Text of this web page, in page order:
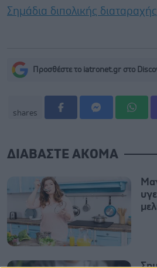
Σημάδια διπολικής διαταραχής
Προσθέστε το iatronet.gr στο
shares
ΔΙΑΒΑΣΤΕ ΑΚΟΜΑ